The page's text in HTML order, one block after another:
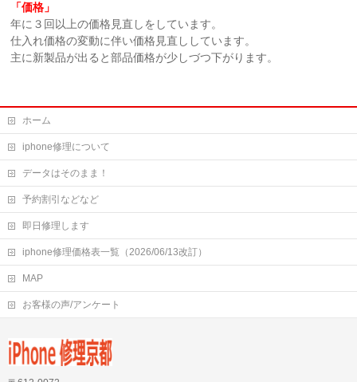
「価格」
年に３回以上の価格見直しをしています。
仕入れ価格の変動に伴い価格見直ししています。
主に新製品が出ると部品価格が少しづつ下がります。
ホーム
iphone修理について
データはそのまま！
予約割引などなど
即日修理します
iphone修理価格表一覧（2026/06/13改訂）
MAP
お客様の声/アンケート